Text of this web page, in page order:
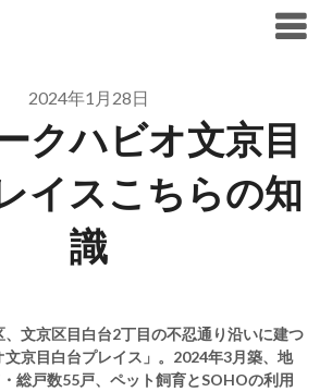
2024年1月28日
クハビオ文京目
イスこちらの知
識
文京区目白台2丁目の不忍通り沿いに建つ
文京目白台プレイス」。2024年3月築、地
・総戸数55戸、ペット飼育とSOHOの利用